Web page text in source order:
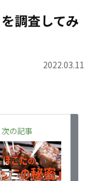
調査してみ
2022.03.11
次の記事